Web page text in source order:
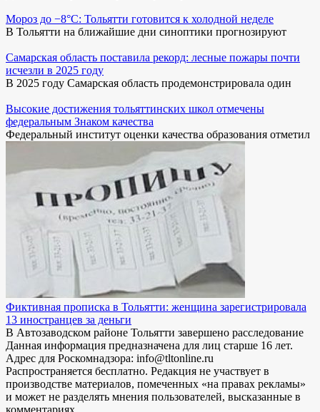
Мороз до −8°C: Тольятти готовится к холодной неделе
В Тольятти на ближайшие дни синоптики прогнозируют
Самарская область поставила рекорд: лесные пожары почти
исчезли в 2025 году
В 2025 году Самарская область продемонстрировала один
Высокие достижения тольяттинских школ отмечены
федеральным Знаком качества
Федеральный институт оценки качества образования отметил
Фиктивная прописка в Тольятти: женщина зарегистрировала
13 иностранцев за деньги
В Автозаводском районе Тольятти завершено расследование
Данная информация предназначена для лиц старше 16 лет.
Адрес для Роскомнадзора: info@tltonline.ru
Распространяется бесплатно. Редакция не участвует в
производстве материалов, помеченных «на правах рекламы»
и может не разделять мнения пользователей, высказанные в
комментариях.